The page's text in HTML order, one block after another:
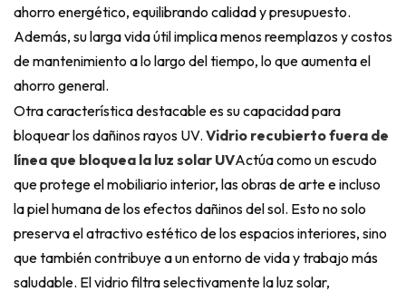
ahorro energético, equilibrando calidad y presupuesto.
Además, su larga vida útil implica menos reemplazos y costos
de mantenimiento a lo largo del tiempo, lo que aumenta el
ahorro general.
Otra característica destacable es su capacidad para
bloquear los dañinos rayos UV. Vidrio recubierto fuera de
línea que bloquea la luz solar UVActúa como un escudo
que protege el mobiliario interior, las obras de arte e incluso
la piel humana de los efectos dañinos del sol. Esto no solo
preserva el atractivo estético de los espacios interiores, sino
que también contribuye a un entorno de vida y trabajo más
saludable. El vidrio filtra selectivamente la luz solar,